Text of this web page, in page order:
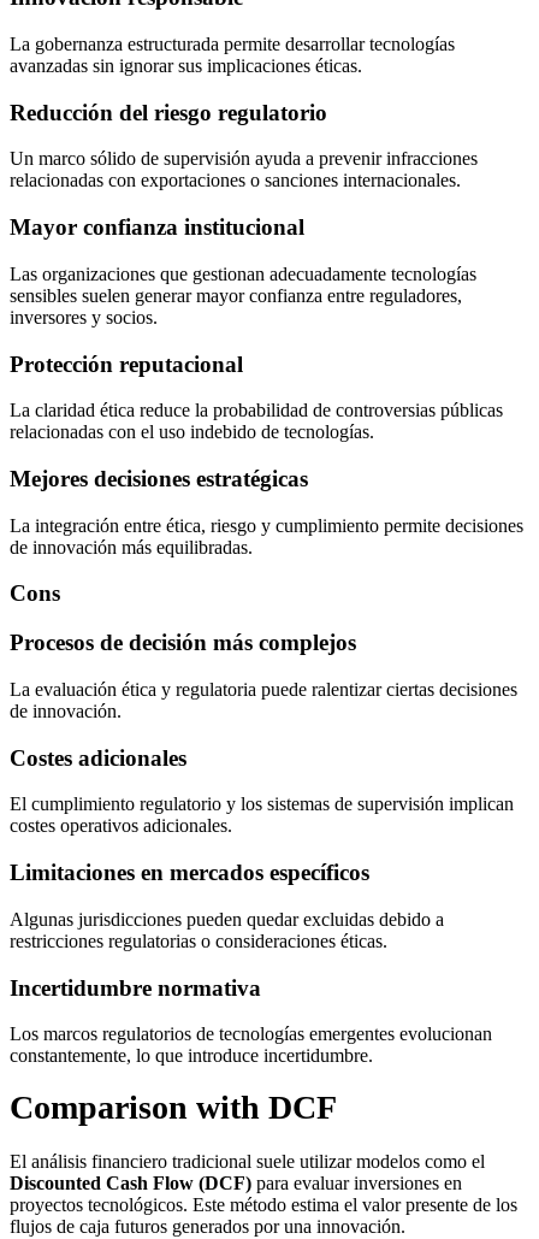
La gobernanza estructurada permite desarrollar tecnologías
avanzadas sin ignorar sus implicaciones éticas.
Reducción del riesgo regulatorio
Un marco sólido de supervisión ayuda a prevenir infracciones
relacionadas con exportaciones o sanciones internacionales.
Mayor confianza institucional
Las organizaciones que gestionan adecuadamente tecnologías
sensibles suelen generar mayor confianza entre reguladores,
inversores y socios.
Protección reputacional
La claridad ética reduce la probabilidad de controversias públicas
relacionadas con el uso indebido de tecnologías.
Mejores decisiones estratégicas
La integración entre ética, riesgo y cumplimiento permite decisiones
de innovación más equilibradas.
Cons
Procesos de decisión más complejos
La evaluación ética y regulatoria puede ralentizar ciertas decisiones
de innovación.
Costes adicionales
El cumplimiento regulatorio y los sistemas de supervisión implican
costes operativos adicionales.
Limitaciones en mercados específicos
Algunas jurisdicciones pueden quedar excluidas debido a
restricciones regulatorias o consideraciones éticas.
Incertidumbre normativa
Los marcos regulatorios de tecnologías emergentes evolucionan
constantemente, lo que introduce incertidumbre.
Comparison with DCF
El análisis financiero tradicional suele utilizar modelos como el
Discounted Cash Flow (DCF) para evaluar inversiones en
proyectos tecnológicos. Este método estima el valor presente de los
flujos de caja futuros generados por una innovación.